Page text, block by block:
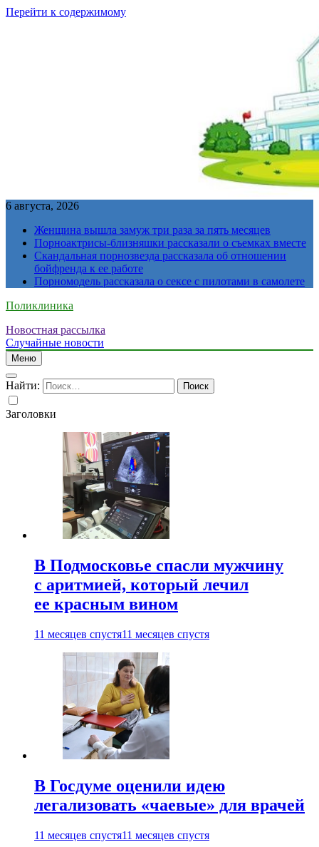
Перейти к содержимому
6 августа, 2026
Женщина вышла замуж три раза за пять месяцев
Порноактрисы-близняшки рассказали о съемках вместе
Скандальная порнозвезда рассказала об отношении
бойфренда к ее работе
Порномодель рассказала о сексе с пилотами в самолете
Поликлиника
Новостная рассылка
Случайные новости
Меню
Найти:
Заголовки
В Подмосковье спасли мужчину
с аритмией, который лечил
ее красным вином
11 месяцев спустя11 месяцев спустя
В Госдуме оценили идею
легализовать «чаевые» для врачей
11 месяцев спустя11 месяцев спустя